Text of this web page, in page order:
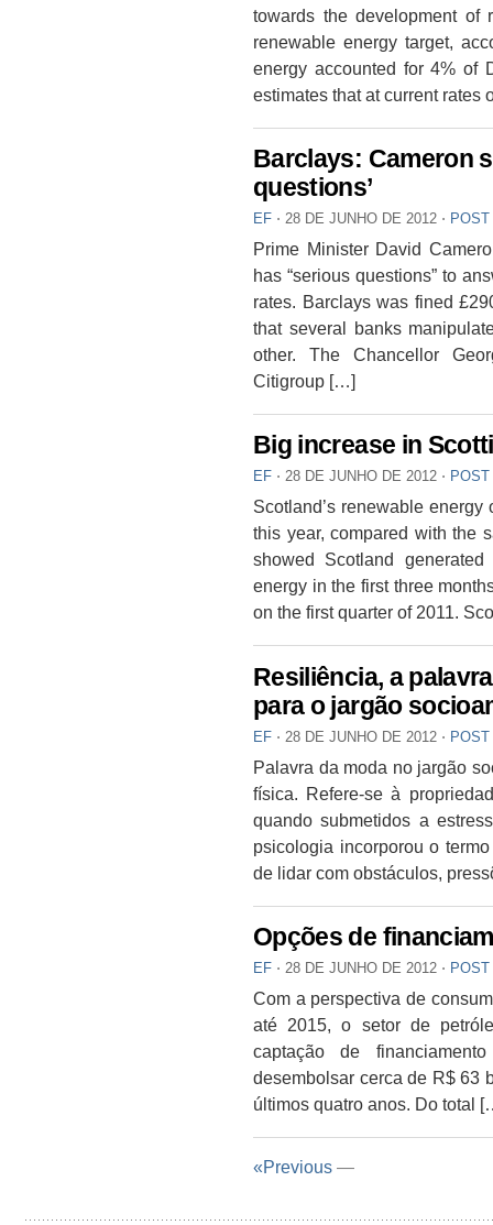
towards the development of
renewable energy target,
energy accounted for 4% of
estimates that at current
Barclays: Cameron
questions’
EF ⋅ 28 DE JUNHO DE 2012 ⋅
Prime Minister David
has “serious questions” to
rates. Barclays was fined
that several banks
other. The Chancellor
Citigroup […]
Big increase in
EF ⋅ 28 DE JUNHO DE 2012 ⋅
Scotland’s renewable
this year, compared with the
showed Scotland
energy in the first three
on the first quarter of 2011.
Resiliência, a
para o jargão
EF ⋅ 28 DE JUNHO DE 2012 ⋅
Palavra da moda no jargão
física. Refere-se à
quando submetidos a
psicologia incorporou o
de lidar com obstáculos,
Opções de
EF ⋅ 28 DE JUNHO DE 2012 ⋅
Com a perspectiva de
até 2015, o setor de
captação de
desembolsar cerca de R$ 63
últimos quatro anos. Do total
«Previous —